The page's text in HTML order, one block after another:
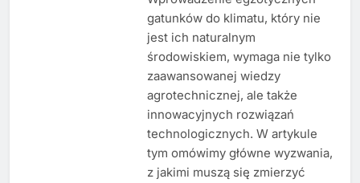
gatunków do klimatu, który nie
jest ich naturalnym
środowiskiem, wymaga nie tylko
zaawansowanej wiedzy
agrotechnicznej, ale także
innowacyjnych rozwiązań
technologicznych. W artykule
tym omówimy główne wyzwania,
z jakimi muszą się zmierzyć